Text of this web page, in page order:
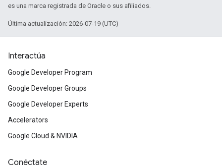
es una marca registrada de Oracle o sus afiliados.
Última actualización: 2026-07-19 (UTC)
Interactúa
Google Developer Program
Google Developer Groups
Google Developer Experts
Accelerators
Google Cloud & NVIDIA
Conéctate